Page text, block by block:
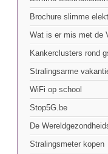
Brochure slimme
Wat is er mis met de
Kankerclusters rond
Stralingsarme
WiFi op school
Stop5G.be
De
Stralingsmeter kopen